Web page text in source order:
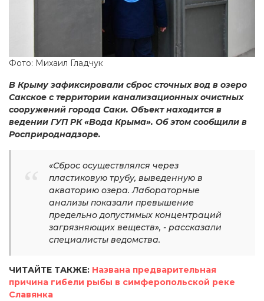
Фото: Михаил Гладчук
В Крыму зафиксировали сброс сточных вод в озеро
Сакское с территории канализационных очистных
сооружений города Саки. Объект находится в
ведении ГУП РК «Вода Крыма». Об этом сообщили в
Росприроднадзоре.
«Сброс осуществлялся через
пластиковую трубу, выведенную в
акваторию озера. Лабораторные
анализы показали превышение
предельно допустимых концентраций
загрязняющих веществ», - рассказали
специалисты ведомства.
ЧИТАЙТЕ ТАКЖЕ: Названа предварительная
причина гибели рыбы в симферопольской реке
Славянка